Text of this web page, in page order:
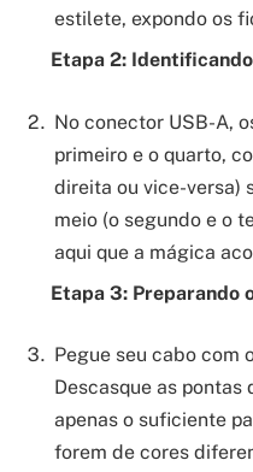
estilete, expondo os
Etapa 2:
No conector USB-A,
primeiro e o quarto,
direita ou vice-versa)
meio (o segundo e o
aqui que a mágica
Etapa 3: Preparando
Pegue seu cabo com
Descasque as
apenas o suficiente
forem de cores